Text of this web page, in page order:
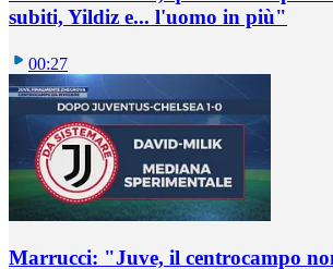
subiti, Yildiz e... l'uomo in più"
00:27
Marrucci: "Juve, il centrocampo